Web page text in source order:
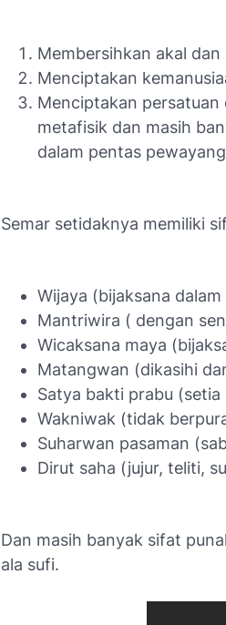
Membersihkan akal
Menciptakan
Menciptakan persatuan
metafisik dan masih
dalam pentas
Semar setidaknya memiliki
Wijaya (bijaksana
Mantriwira ( dengan
Wicaksana maya
Matangwan (dikasihi
Satya bakti prabu
Wakniwak (tidak
Suharwan pasaman
Dirut saha (jujur, teliti,
Dan masih banyak sifat
ala sufi.